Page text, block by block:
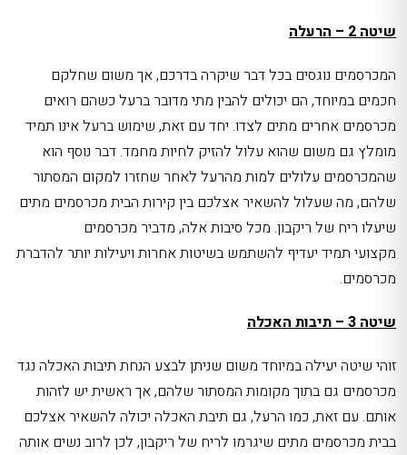
שיטה 2 – הרעלה
המכרסמים נוגסים בכל דבר שיקרה בדרכם, אך משום שחלקם
חכמים במיוחד, הם יכולים להבין מתי מדובר ברעל כשהם רואים
מכרסמים אחרים מתים לצדו. יחד עם זאת, שימוש ברעל אינו תמיד
מומלץ גם משום שהוא עלול להזיק לחיות מחמד. דבר נוסף הוא
שהמכרסמים עלולים למות מהרעל לאחר שחזרו למקום המסתור
שלהם, מה שעלול להשאיר אצלכם בין קירות הבית מכרסמים מתים
שיעלו ריח של ריקבון. מכל סיבות אלה, מדביר מכרסמים
מקצועי תמיד יעדיף להשתמש בשיטות אחרות ויעילות יותר להדברת
מכרסמים.
שיטה 3 – תיבות האכלה
זוהי שיטה יעילה במיוחד משום שניתן לבצע הנחת תיבות האכלה נגד
מכרסמים גם בתוך מקומות המסתור שלהם, אך ראשית יש לזהות
אותם. עם זאת, כמו הרעל, גם תיבת האכלה יכולה להשאיר אצלכם
בבית מכרסמים מתים שיגרמו לריח של ריקבון, לכן לרוב נשים אותה